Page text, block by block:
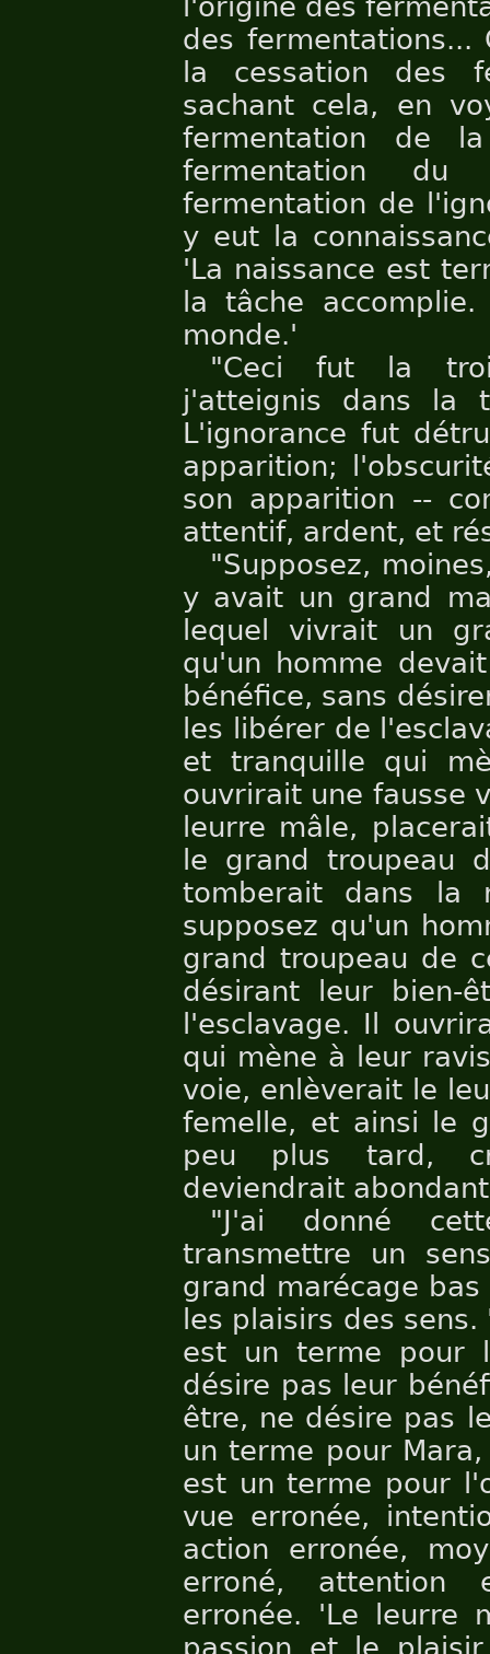
l'origine des
des
la cessation des
sachant cela, en
fermentation de
fermentation
fermentation de
y eut la
'La naissance est
la tâche
monde.'
"Ceci fut la
j'atteignis dans la
L'ignorance fut
apparition;
son apparition --
attentif, ardent, et
"Supposez,
y avait un grand
lequel vivrait un
qu'un homme
bénéfice, sans
les libérer de
et tranquille qui
ouvrirait une fausse
leurre mâle,
le grand troupeau
tomberait dans la
supposez qu'un
grand troupeau de
désirant leur bien-
l'esclavage. Il
qui mène à leur
voie, enlèverait le
femelle, et ainsi le
peu plus tard,
deviendrait
"J'ai donné
transmettre un
grand marécage
les plaisirs des
est un terme pour
désire pas leur
être, ne désire pas
un terme pour
est un terme pour
vue erronée,
action erronée,
erroné, attention
erronée. 'Le leurre
passion et le